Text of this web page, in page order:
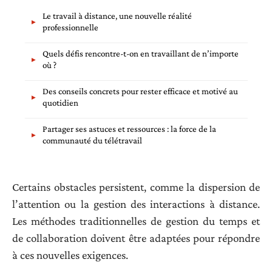
Le travail à distance, une nouvelle réalité
professionnelle
Quels défis rencontre-t-on en travaillant de n’importe
où ?
Des conseils concrets pour rester efficace et motivé au
quotidien
Partager ses astuces et ressources : la force de la
communauté du télétravail
Certains obstacles persistent, comme la dispersion de
l’attention ou la gestion des interactions à distance.
Les méthodes traditionnelles de gestion du temps et
de collaboration doivent être adaptées pour répondre
à ces nouvelles exigences.